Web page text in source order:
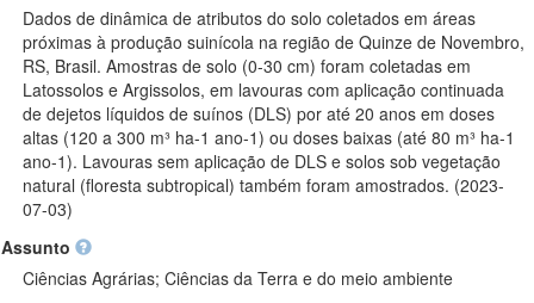
Dados de dinâmica de atributos do solo coletados em áreas
próximas à produção suinícola na região de Quinze de Novembro,
RS, Brasil. Amostras de solo (0-30 cm) foram coletadas em
Latossolos e Argissolos, em lavouras com aplicação continuada
de dejetos líquidos de suínos (DLS) por até 20 anos em doses
altas (120 a 300 m³ ha-1 ano-1) ou doses baixas (até 80 m³ ha-1
ano-1). Lavouras sem aplicação de DLS e solos sob vegetação
natural (floresta subtropical) também foram amostrados. (2023-
07-03)
Assunto
Ciências Agrárias; Ciências da Terra e do meio ambiente